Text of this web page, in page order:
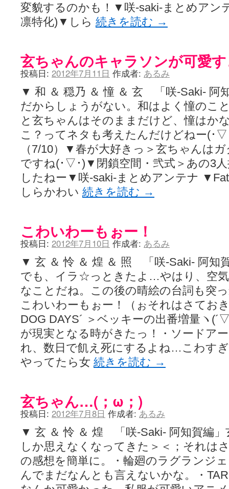
変貌するのかも！▼咲-saki-まとめアン
凛特化)▼しら 続きを読む →
玄ちゃんのキャラソンが可愛
投稿日: 2012年7月11日 作成者: あるみ
▼ 和 ＆ 穏乃 ＆ 憧 ＆ 玄 「咲-Saki- 阿
だからしょうがない。和はよく憧のこ
と玄ちゃんはそのままだけど、憧はか
こ？ってネタも考えたんだけどねー(
（7/10）▼春が大好きっ＞玄ちゃんは
ですね(･▽･)▼閉鎖空間・弐式＞あの3
したねー▼咲-saki-まとめアンテナ
しらかわい 続きを読む →
こわいわーもぉー！
投稿日: 2012年7月10日 作成者: あるみ
▼ 玄 ＆ 怜 ＆ 煌 ＆ 照 「咲-Saki- 阿知
でも、イラ☆っときたよ…やはり、空
なことだね。この後の晴絵の台詞も突
こわいわーもぉー！（ぉそれはさてお
DOG DAYS´ ＞ベッキーの出番増量ヽ
が現実となる時がきたっ！・ソードア
れ、数日で飢え死にするよね…こわす
やってたら女 続きを読む →
玄ちゃん…(；ω；)
投稿日: 2012年7月8日 作成者: あるみ
▼ 玄 ＆ 怜 ＆ 煌 「咲-Saki- 阿知賀編
しか思えなくなってきた＞＜；それは
の感想を簡単に。・輪廻のラグランジ
んでまだなんとも言えないかな。・